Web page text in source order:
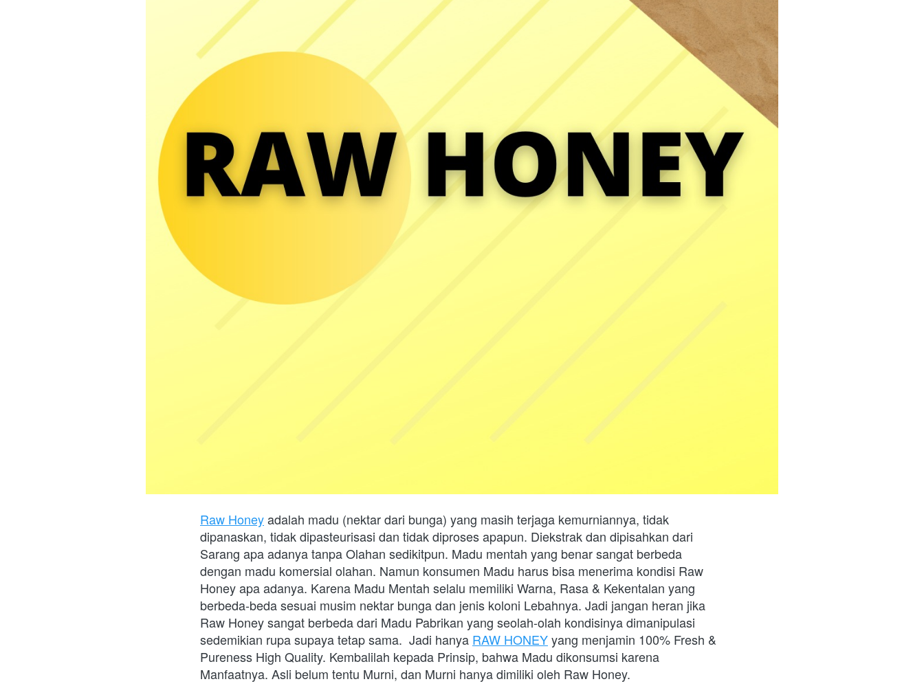
Raw Honey adalah madu (nektar dari bunga) yang masih terjaga kemurniannya, tidak
dipanaskan, tidak dipasteurisasi dan tidak diproses apapun. Diekstrak dan dipisahkan dari
Sarang apa adanya tanpa Olahan sedikitpun. Madu mentah yang benar sangat berbeda
dengan madu komersial olahan. Namun konsumen Madu harus bisa menerima kondisi Raw
Honey apa adanya. Karena Madu Mentah selalu memiliki Warna, Rasa & Kekentalan yang
berbeda-beda sesuai musim nektar bunga dan jenis koloni Lebahnya. Jadi jangan heran jika
Raw Honey sangat berbeda dari Madu Pabrikan yang seolah-olah kondisinya dimanipulasi
sedemikian rupa supaya tetap sama.  Jadi hanya RAW HONEY yang menjamin 100% Fresh &
Pureness High Quality. Kembalilah kepada Prinsip, bahwa Madu dikonsumsi karena
Manfaatnya. Asli belum tentu Murni, dan Murni hanya dimiliki oleh Raw Honey.